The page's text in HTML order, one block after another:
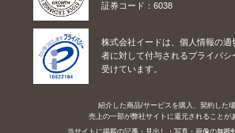
証券コード：6038
株式会社イードは、個人情報の適
者に対して付与されるプライバシ
受けています。
紹介した商品/サービスを購入、契約した場
売上の一部が弊社サイトに還元されることが
当サイトに掲載の記事・見出し・写真・画像の無断